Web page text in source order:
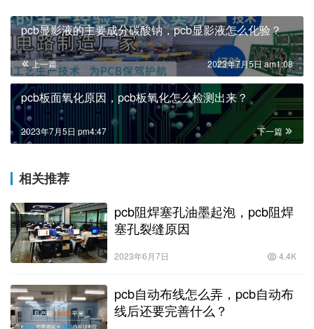
pcb显影液的主要成分碳酸钠，pcb显影液怎么化验？
上一篇 2023年7月5日 am1:08
pcb板面氧化原因，pcb板氧化怎么检测出来？
下一篇
2023年7月5日 pm4:47
相关推荐
pcb阻焊塞孔油墨起泡，pcb阻焊
塞孔裂缝原因
2023年6月7日 4.4K
pcb自动布线怎么弄，pcb自动布
线后还要完善什么？